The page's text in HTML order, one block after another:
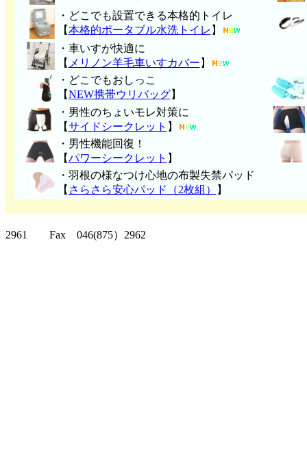
・どこでも設置できる本格的トイレ
【本格的ポータブル水洗トイレ 】
・車いすが快適に
【 メリノン羊毛車いすカバー 】
・どこでもおしっこ
【NEW携帯ウリバッグ】
・男性のちょいモレ対策に
【サイドシークレット 】
・男性機能回復！
【パワーシークレット 】
・ 羽根の様なつけ心地の布製失禁パッ ド
【 さらさら安心パッド（2枚組） 】
2961 Fax 046(875）2962